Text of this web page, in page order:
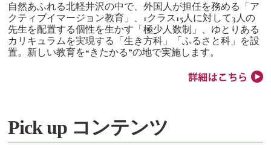
自然あふれる北軽井沢の中で、外国人が担任を務める「ア
クティブイマージョン教育」、1クラス15人に対して3人の
先生を配置する個性を生かす「極少人数制」、ゆとりある
カリキュラムを実現する「生き方科」「ふるさと科」を設
置。新しい教育を“きたかる”の地で実施します。
Pick up コンテンツ